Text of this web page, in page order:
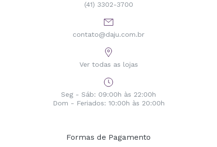
(41) 3302-3700
contato@daju.com.br
Ver todas as lojas
Seg - Sáb: 09:00h às 22:00h
Dom - Feriados: 10:00h às 20:00h
Formas de Pagamento